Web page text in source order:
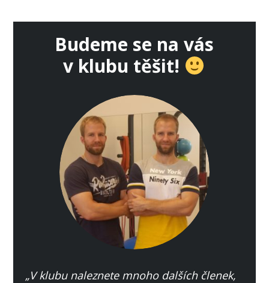
Budeme se na vás
v klubu těšit!
„V klubu naleznete mnoho dalších členek,